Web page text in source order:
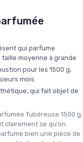
qui parfume
moyenne à grande
pour les 1500 g,
mois
qui fait objet de
Tubéreuse 1500 g,
clairement ce qu’on
bien une pièce de